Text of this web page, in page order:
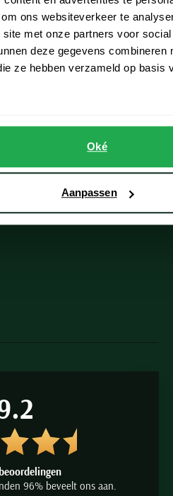
ons websiteverkeer te
met onze partners voor
deze gegevens combineren
ze hebben verzameld op basis
Oké
Aanpassen
96% beveelt ons aan.